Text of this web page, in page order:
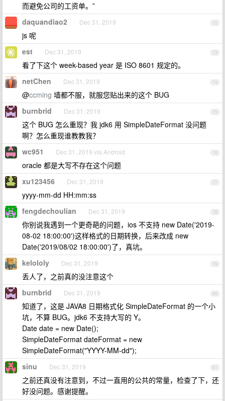
而避免公司的工资单。”
72
daquandiao2 Dec 31, 2019
js 呢
73
est Dec 31, 2019
看了下这个 week-based year 是 ISO 8601 规定的。
74
netChen Dec 31, 2019
@ccming 墙都不服，就服您贴出来的这个 BUG
75
burnbrid Dec 31, 2019
这个 BUG 怎么重现？我 jdk6 用 SimpleDateFormat 没问题
啊？怎么重现谁教教我？
76
wc951 Dec 31, 2019 via Android
oracle 都是大写不存在这个问题
77
xu123456 Dec 31, 2019
yyyy-mm-dd HH:mm:ss
78
fengdechoulian Dec 31, 2019
你别说我遇到一个更奇葩的问题，ios 不支持 new Date('2019-
08-02 18:00:00')这样格式的日期转换，后来改成 new
Date('2019/08/02 18:00:00')了，真坑。
79
kelololy Dec 31, 2019
丢人了，之前真的没注意这个
80
burnbrid Dec 31, 2019
知道了，这是 JAVA8 日期格式化 SimpleDateFormat 的一个小
坑，不算 BUG。jdk6 不支持大写的 Y。
Date date = new Date();
SimpleDateFormat dateFormat = new
SimpleDateFormat("YYYY-MM-dd");
81
sinu Dec 31, 2019
之前还真没有注意到，不过一直用的公共的常量，检查了下，还
好没问题。感谢提醒。